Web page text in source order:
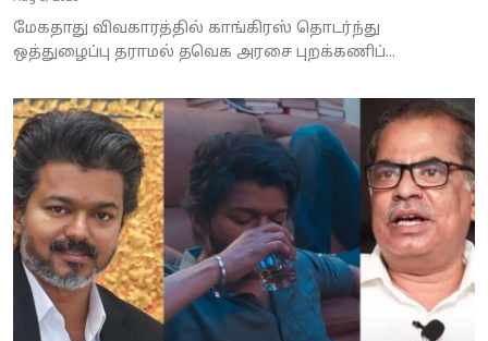
மேகதாது விவகாரத்தில் காங்கிரஸ் தொடர்ந்து
ஒத்துழைப்பு தராமல் தவெக அரசை புறக்கணிப்...